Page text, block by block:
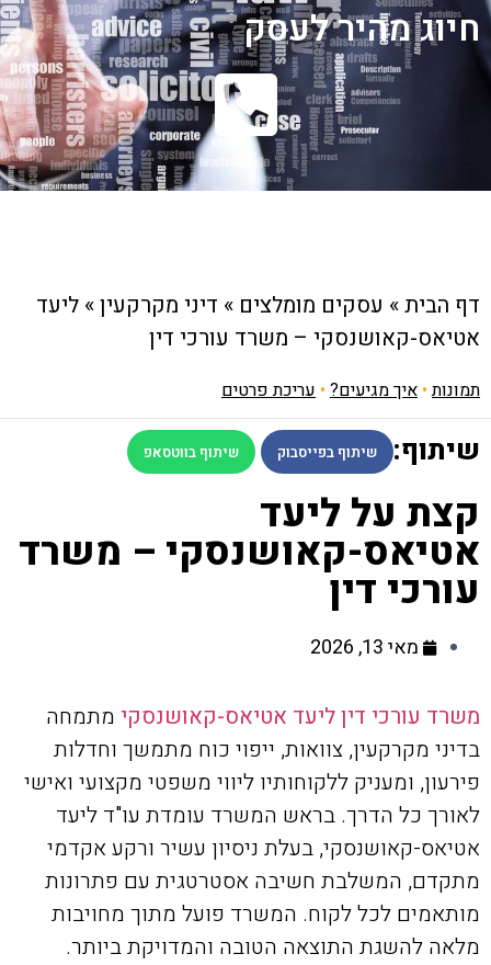
חיוג מהיר לעסק
דף הבית» עסקים מומלצים » דיני מקרקעין» ליעד
אטיאס-קאושנסקי – משרד עורכי דין
תמונות• איך מגיעים? • עריכת פרטים
שיתוף: שיתוף בפייסבוק שיתוף בווטסאפ
קצת על ליעד
אטיאס-קאושנסקי – משרד
עורכי דין
מאי 13, 2026
משרד עורכי דין ליעד אטיאס-קאושנסקי מתמחה
בדיני מקרקעין, צוואות, ייפוי כוח מתמשך וחדלות
פירעון, ומעניק ללקוחותיו ליווי משפטי מקצועי ואישי
לאורך כל הדרך. בראש המשרד עומדת עו"ד ליעד
אטיאס-קאושנסקי, בעלת ניסיון עשיר ורקע אקדמי
מתקדם, המשלבת חשיבה אסטרטגית עם פתרונות
מותאמים לכל לקוח. המשרד פועל מתוך מחויבות
מלאה להשגת התוצאה הטובה והמדויקת ביותר.